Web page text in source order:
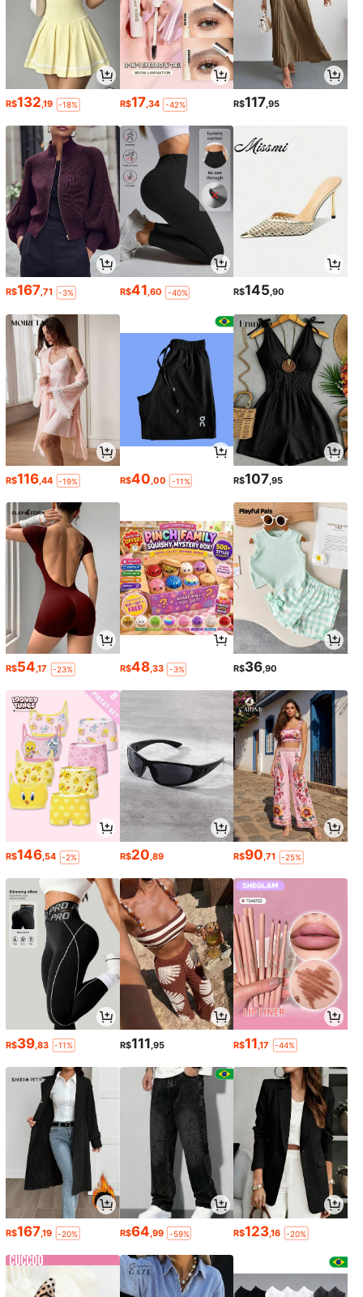
R$132,19 -18% R$17,34 -42% R$117,95
R$167,71 -3% R$41,60 -40% R$145,90
R$116 ,44 -19% R$40 ,00 -11% R$107 ,95
R$54,17 -23% R$48,33 -3% R$36,90
R$146,54 -2% R$20,89 R$90,71 -25%
R$39 ,83 -11% R$111 ,95 R$11 ,17 -44%
R$167,19 -20% R$64 ,99 -59% R$123,16 -20%